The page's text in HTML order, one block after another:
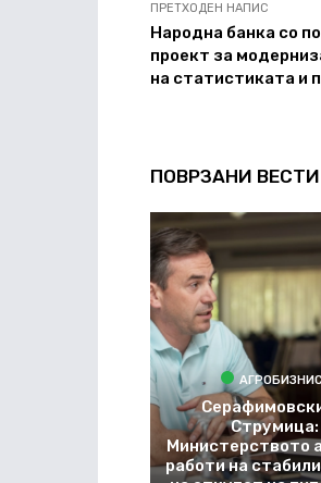
ПРЕТХОДЕН НАПИС
Народна банка со
проект за
на статистиката и
ПОВРЗАНИ ВЕСТИ
АГРОБИЗНИС
Струмица:
Министерството
работи на